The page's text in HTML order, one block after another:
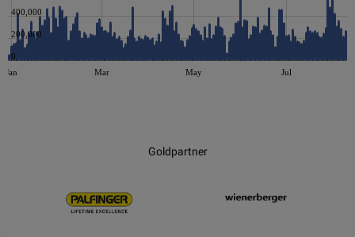
Jan Mar May Jul
0
200,000
400,000
Goldpartner